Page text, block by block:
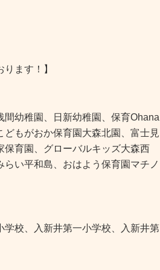
ます！】
間幼稚園、日新幼稚園、保育Ohana
もがおか保育園大森北園、富士見
育園、グローバルキッズ大森西
い平和島、おはよう保育園マチノ
学校、入新井第一小学校、入新井第